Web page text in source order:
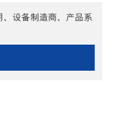
设备制造商、产品系